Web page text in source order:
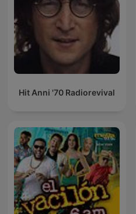
Hit Anni '70 Radiorevival